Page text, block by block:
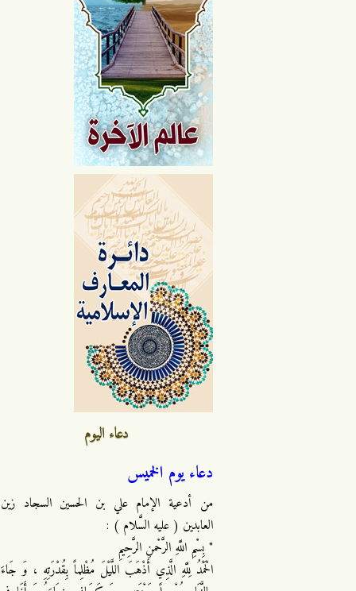
دعاء اليوم
دعاء يوم الخميس
من أدعية الإمام علي بن الحسين السجاد زين
العابدين ( عليه السَّلام ) :
" بِسْمِ اللَّهِ الرَّحْمنِ الرَّحِيمِ
الْحَمْدُ لِلَّهِ الَّذِي أَذْهَبَ اللَّيْلَ مُظْلِماً بِقُدْرَتِهِ ، وَ جَاءَ